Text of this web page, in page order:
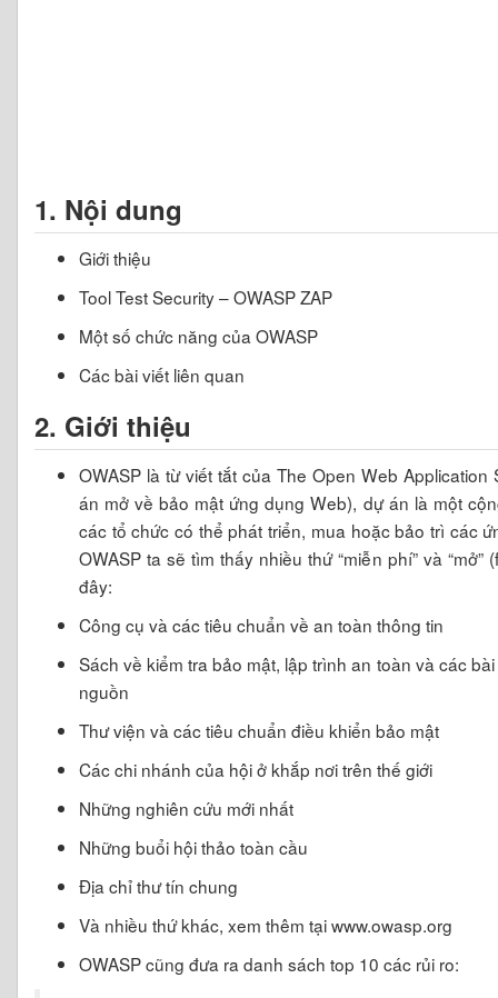
1. Nội dung
Giới thiệu
Tool Test Security – OWASP ZAP
Một số chức năng của OWASP
Các bài viết liên quan
2. Giới thiệu
OWASP là từ viết tắt của The Open Web Application
án mở về bảo mật ứng dụng Web), dự án là một
các tổ chức có thể phát triển, mua hoặc bảo trì các
OWASP ta sẽ tìm thấy nhiều thứ “miễn phí” và “mở”
đây:
Công cụ và các tiêu chuẩn về an toàn thông tin
Sách về kiểm tra bảo mật, lập trình an toàn và các
nguồn
Thư viện và các tiêu chuẩn điều khiển bảo mật
Các chi nhánh của hội ở khắp nơi trên thế giới
Những nghiên cứu mới nhất
Những buổi hội thảo toàn cầu
Địa chỉ thư tín chung
Và nhiều thứ khác, xem thêm tại www.owasp.org
OWASP cũng đưa ra danh sách top 10 các rủi ro: